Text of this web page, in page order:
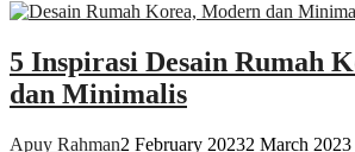
5 Inspirasi Desain Rumah
dan Minimalis
Apuy Rahman2 February 20232 March 2023